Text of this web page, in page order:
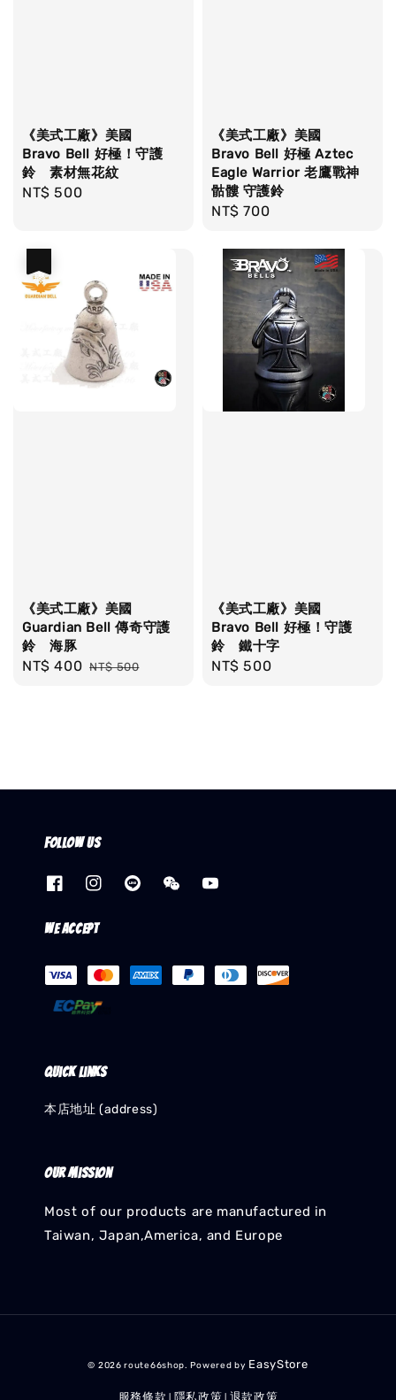
《美式工廠》美國
Bravo Bell 好極！守護
鈴 素材無花紋
Regular
NT$ 500
《美式工廠》美國
Bravo Bell 好極 Aztec
Eagle Warrior 老鷹戰神
骷髏 守護鈴
Regular
NT$ 700
《美式工廠》美國
Guardian Bell 傳奇守護
鈴 海豚
Sale
NT$ 400 Regular
NT$ 500
《美式工廠》美國
Bravo Bell 好極！守護
鈴 鐵十字
Regular
NT$ 500
Follow us
We accept
Quick links
本店地址 (address)
Our mission
Most of our products are manufactured in
Taiwan, Japan,America, and Europe
© 2026 route66shop. Powered by EasyStore
服務條款 隱私政策 退款政策